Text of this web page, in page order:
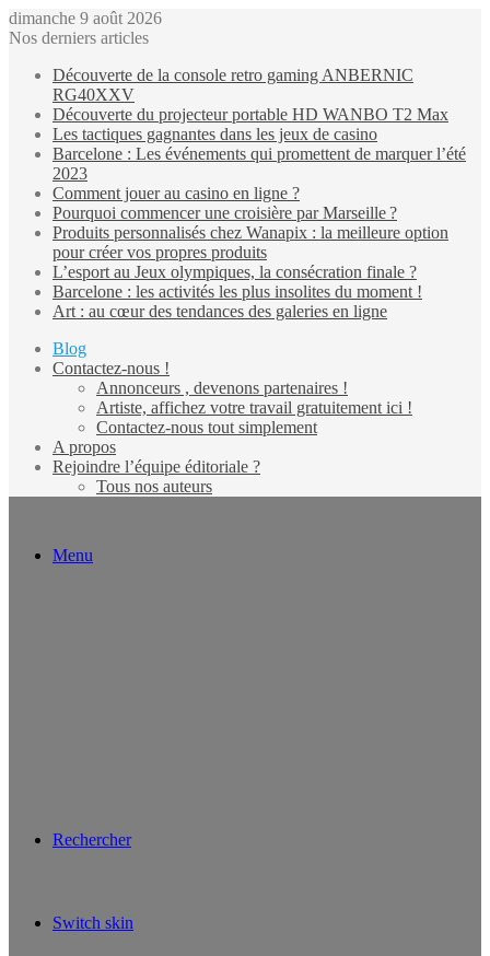
dimanche 9 août 2026
Nos derniers articles
Découverte de la console retro gaming ANBERNIC
RG40XXV
Découverte du projecteur portable HD WANBO T2 Max
Les tactiques gagnantes dans les jeux de casino
Barcelone : Les événements qui promettent de marquer l’été
2023
Comment jouer au casino en ligne ?
Pourquoi commencer une croisière par Marseille ?
Produits personnalisés chez Wanapix : la meilleure option
pour créer vos propres produits
L’esport au Jeux olympiques, la consécration finale ?
Barcelone : les activités les plus insolites du moment !
Art : au cœur des tendances des galeries en ligne
Blog
Contactez-nous !
Annonceurs , devenons partenaires !
Artiste, affichez votre travail gratuitement ici !
Contactez-nous tout simplement
A propos
Rejoindre l’équipe éditoriale ?
Tous nos auteurs
Menu
Rechercher
Switch skin